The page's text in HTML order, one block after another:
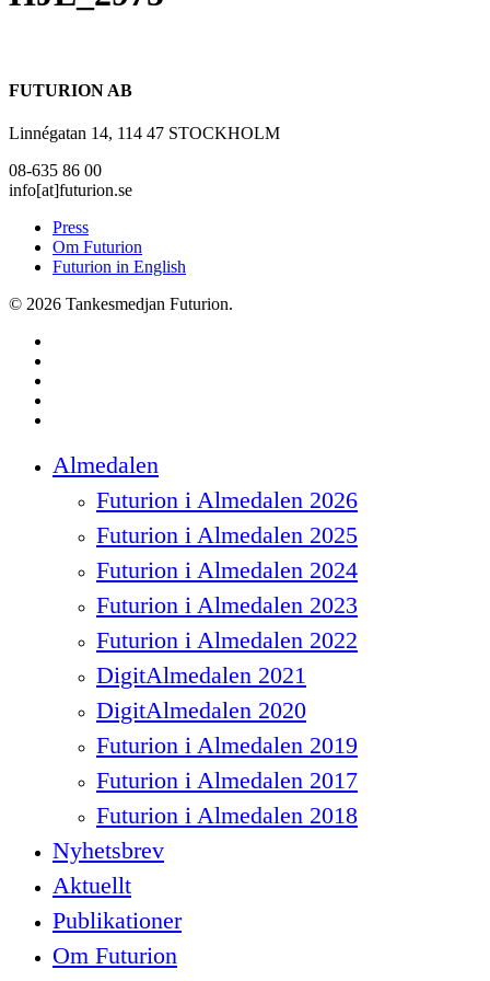
FUTURION AB
Linnégatan 14, 114 47 STOCKHOLM
08-635 86 00
info[at]futurion.se
Press
Om Futurion
Futurion in English
© 2026 Tankesmedjan Futurion.
Menu
Almedalen
Futurion i Almedalen 2026
Futurion i Almedalen 2025
Futurion i Almedalen 2024
Futurion i Almedalen 2023
Futurion i Almedalen 2022
DigitAlmedalen 2021
DigitAlmedalen 2020
Futurion i Almedalen 2019
Futurion i Almedalen 2017
Futurion i Almedalen 2018
Nyhetsbrev
Aktuellt
Publikationer
Om Futurion